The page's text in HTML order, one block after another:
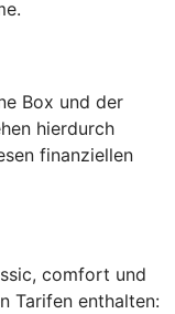
Box und der
hierdurch
finanziellen
comfort und
Tarifen enthalten: